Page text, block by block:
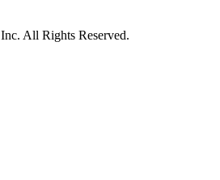
Inc. All Rights Reserved.